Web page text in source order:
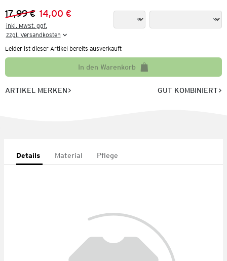
Vorheriger Preis:
17,99 €
Neuer Preis:
14,00 €
inkl. MwSt. ggf.
zzgl. Versandkosten
Leider ist dieser Artikel bereits ausverkauft
In den Warenkorb
ARTIKEL MERKEN GUT KOMBINIERT
Details Material Pflege